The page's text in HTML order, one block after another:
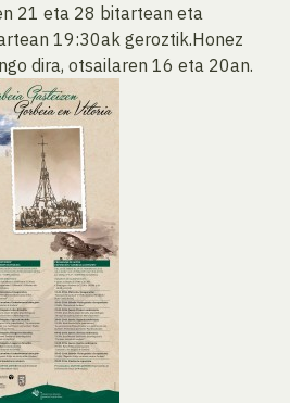
21 eta 28 bitartean eta
19:30ak geroztik.Honez
dira, otsailaren 16 eta 20an.